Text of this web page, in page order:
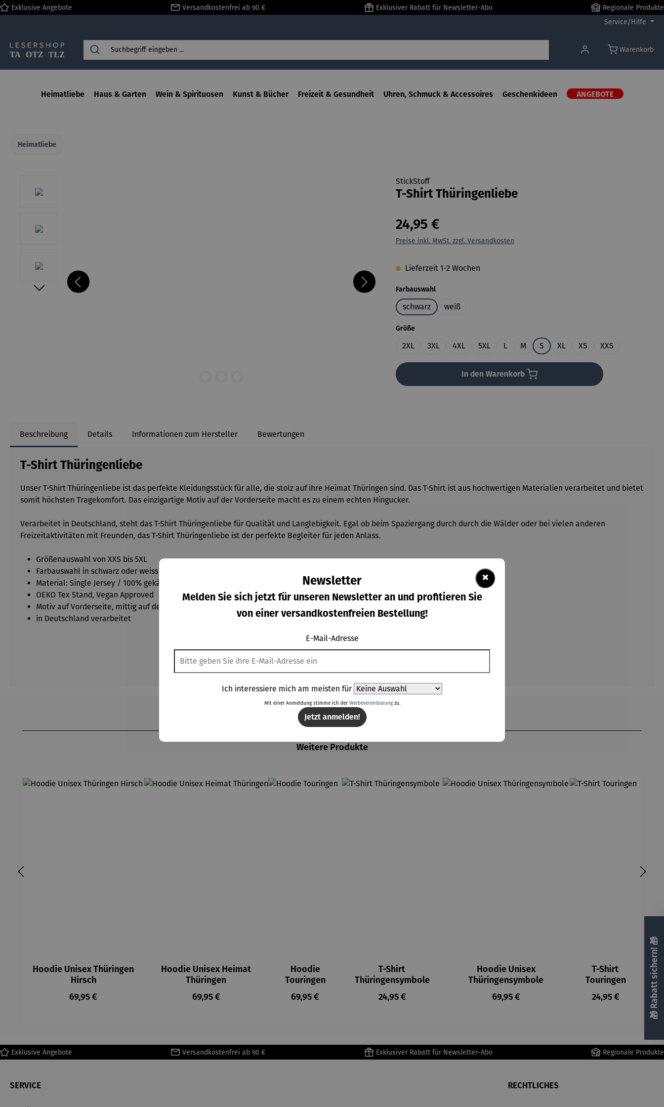
Zur Hauptnavigation springen
Exklusive Angebote Versandkostenfrei ab 90 € Exklusiver Rabatt für Newsletter-Abo
Regionale Produkte
Service/Hilfe
Warenkorb
Heimatliebe Haus & Garten Wein & Spirituosen Kunst & Bücher Freizeit & Gesundheit Uhren, Schmuck & Accessoires Geschenkideen ANGEBOTE
Heimatliebe
StickStoff
T-Shirt Thüringenliebe
24,95 €
Preise inkl. MwSt. zzgl. Versandkosten
Lieferzeit 1-2 Wochen
Farbauswahlauswählen
schwarz weiß
Größeauswählen
2XL 3XL 4XL 5XL L M S XL XS XXS
In den Warenkorb
Beschreibung Details Informationen zum Hersteller Bewertungen
T-Shirt Thüringenliebe
Unser T-Shirt Thüringenliebe ist das perfekte Kleidungsstück für alle, die stolz auf ihre Heimat Thüringen sind. Das T-Shirt ist aus hochwertigen Materialien verarbeitet und bietet
somit höchsten Tragekomfort. Das einzigartige Motiv auf der Vorderseite macht es zu einem echten Hingucker.
Verarbeitet in Deutschland, steht das T-Shirt Thüringenliebe für Qualität und Langlebigkeit. Egal ob beim Spaziergang durch durch die Wälder oder bei vielen anderen
Freizeitaktivitäten mit Freunden, das T-Shirt Thüringenliebe ist der perfekte Begleiter für jeden Anlass.
Größenauswahl von XXS bis 5XL
Farbauswahl in schwarz oder weiss erhältlich
Material: Single Jersey / 100% gekämmte Baumwolle / 180gm/qm
OEKO Tex Stand, Vegan Approved
Motiv auf Vorderseite, mittig auf der Brust
in Deutschland verarbeitet
Weitere Produkte
Hoodie Unisex Thüringen
Hirsch
Regulärer Preis:
69,95 €
Hoodie Unisex Heimat
Thüringen
Regulärer Preis:
69,95 €
Hoodie
Touringen
Regulärer Preis:
69,95 €
T-Shirt
Thüringensymbole
Regulärer Preis:
24,95 €
Hoodie Unisex
Thüringensymbole
Regulärer Preis:
69,95 €
T-Shirt
Touringen
Regulärer Preis:
24,95 €
Exklusive Angebote Versandkostenfrei ab 90 € Exklusiver Rabatt für Newsletter-Abo Regionale Produkte
SERVICE RECHTLICHES
🎁 Rabatt sichern! 🎁
×
Newsletter
Melden Sie sich jetzt für unseren Newsletter an und profitieren Sie
von einer versandkostenfreien Bestellung!
E-Mail-Adresse
Ich interessiere mich am meisten für
Mit einer Anmeldung stimme ich der Werbevereinbarungzu.
Jetzt anmelden!